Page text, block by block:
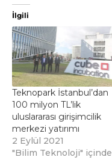
İlgili
Teknopark İstanbul’dan
100 milyon TL’lik
uluslararası girişimcilik
merkezi yatırımı
2 Eylül 2021
"Bilim Teknoloji" içinde